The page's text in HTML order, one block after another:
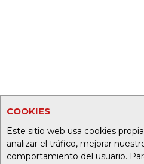
COOKIES
Este sitio web usa cookies
analizar el tráfico, mejorar
comportamiento del usuario.